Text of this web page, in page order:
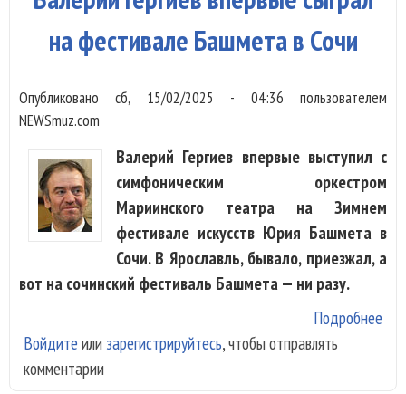
на фестивале Башмета в Сочи
Опубликованосб, 15/02/2025 - 04:36 пользователем
NEWSmuz.com
Валерий Гергиев впервые выступил с
симфоническим оркестром
Мариинского театра на Зимнем
фестивале искусств Юрия Башмета в
Сочи. В Ярославль, бывало, приезжал, а
вот на сочинский фестиваль Башмета — ни разу.
Подробнее
Войдите или зарегистрируйтесь, чтобы отправлять
комментарии